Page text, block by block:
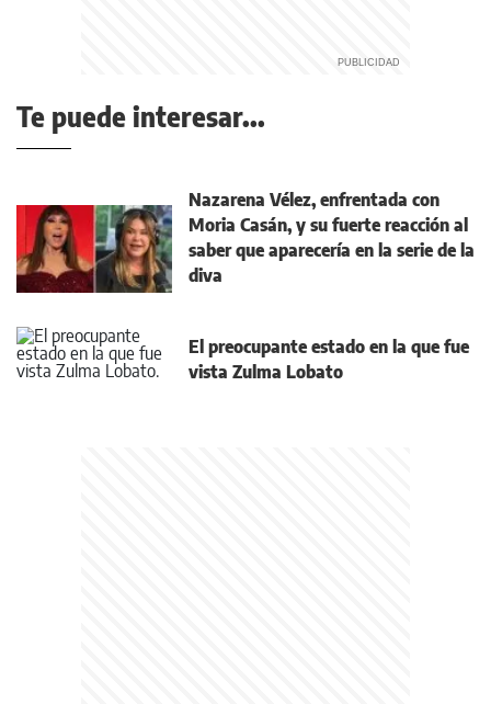
Te puede interesar...
Nazarena Vélez, enfrentada con
Moria Casán, y su fuerte reacción al
saber que aparecería en la serie de la
diva
El preocupante estado en la que fue
vista Zulma Lobato